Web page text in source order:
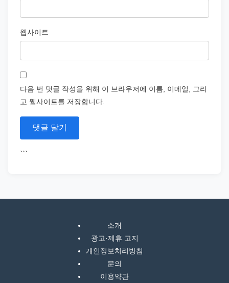
웹사이트
다음 번 댓글 작성을 위해 이 브라우저에 이름, 이메일, 그리
고 웹사이트를 저장합니다.
```
소개
광고·제휴 고지
개인정보처리방침
문의
이용약관